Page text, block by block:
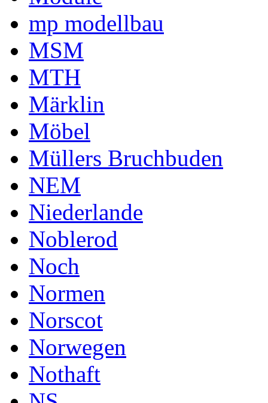
mp modellbau
MSM
MTH
Märklin
Möbel
Müllers Bruchbuden
NEM
Niederlande
Noblerod
Noch
Normen
Norscot
Norwegen
Nothaft